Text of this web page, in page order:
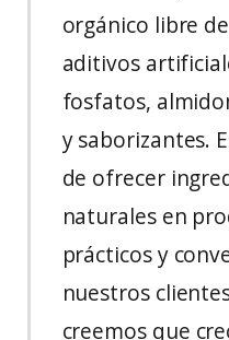
orgánico libre
aditivos
fosfatos,
y saborizantes.
de ofrecer
naturales en
prácticos y
nuestros
creemos que